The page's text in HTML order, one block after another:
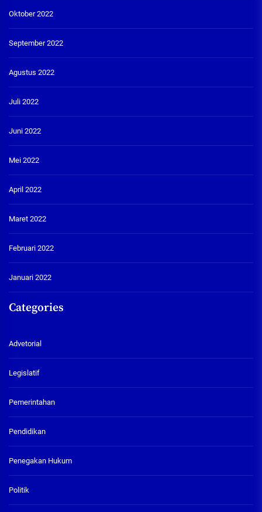
Oktober 2022
September 2022
Agustus 2022
Juli 2022
Juni 2022
Mei 2022
April 2022
Maret 2022
Februari 2022
Januari 2022
Categories
Advetorial
Legislatif
Pemerintahan
Pendidikan
Penegakan Hukum
Politik